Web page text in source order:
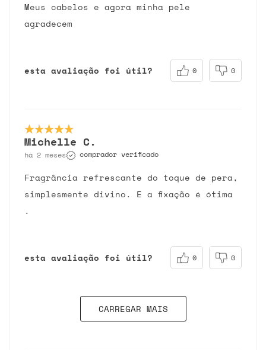
Meus cabelos e agora minha pele
agradecem
esta avaliação foi útil? 0 0
Michelle C.
há 2 meses comprador verificado
Fragrância refrescante do toque de pera,
simplesmente divino. E a fixação é ótima
.
esta avaliação foi útil? 0 0
CARREGAR MAIS